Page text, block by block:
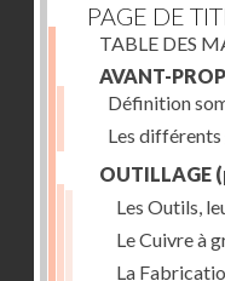
PAGE DE
TABLE DES
AVANT-
Définition
Les
OUTILLAGE
Les Outils,
Le Cuivre à
La